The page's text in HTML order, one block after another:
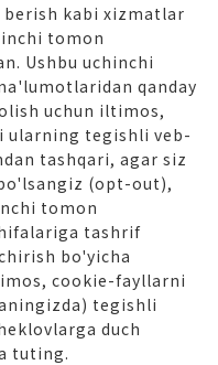
kabi xizmatlar
tomon
Ushbu uchinchi
qanday
uchun iltimos,
ularning tegishli veb-
tashqari, agar siz
(opt-out),
tomon
tashrif
bo'yicha
cookie-fayllarni
tegishli
duch
tuting.